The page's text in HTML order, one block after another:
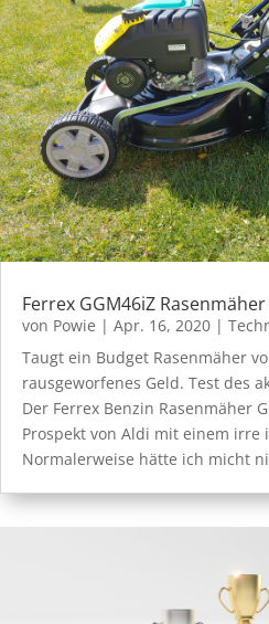
Ferrex GGM46iZ
von Powie | Apr. 16, 2020 |
Taugt ein Budget Rasenmäher
rausgeworfenes Geld. Test des
Der Ferrex Benzin Rasenmäher
Prospekt von Aldi mit einem irre
Normalerweise hätte ich micht